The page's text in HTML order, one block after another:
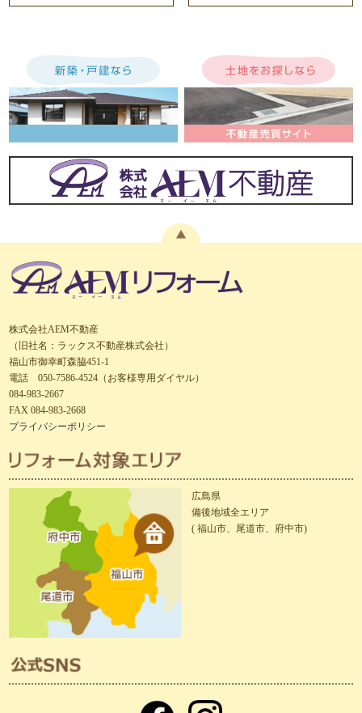
株式会社AEM不動産
（旧社名：ラックス不動産株式会社）
福山市御幸町森脇451-1
電話 050-7586-4524（お客様専用ダイヤル）
084-983-2667
FAX 084-983-2668
プライバシーポリシー
広島県
備後地域全エリア
( 福山市、尾道市、府中市)